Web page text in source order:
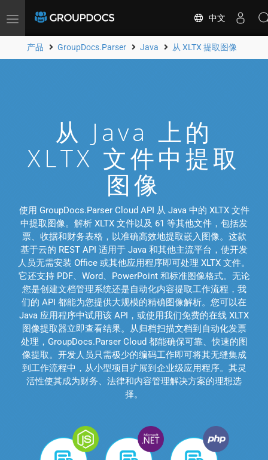
Toggle
中文
产品 GroupDocs.Parser Java 从 XLTX 提取图像
从 Java 上的
XLTX 文件中提取
图像
使用 GroupDocs.Parser Cloud API 从 Java 中的 XLTX 文件
中提取图像。解析 XLTX 文件以及 61 等其他文件，包括发
票、收据和财务表格，以准确高效地提取嵌入图像。这款
基于云的 REST API 适用于 Java 和其他主流平台，使开发
人员无需安装 Office 或其他应用程序即可处理 XLTX 文件。
它还支持 PDF、Word、PowerPoint 和标准图像格式。无论
您是创建文档管理系统还是自动化内容提取工作流程，我
们的 API 都能为您提供大规模的精确图像解析。您可以在
Java 应用程序中试用该 API，或使用我们免费的在线 XLTX
图像提取器立即查看结果。从归档扫描文档到自动化发票
处理，GroupDocs.Parser Cloud 都能确保可靠、快速的图
像提取。开发人员只需极少的编码工作即可将其无缝集成
到工作流程中，从小型项目扩展到企业级应用程序。其灵
活性使其成为财务、法律和内容管理解决方案的理想选
择。